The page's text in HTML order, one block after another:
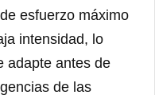
esfuerzo máximo
intensidad, lo
adapte antes de
de las